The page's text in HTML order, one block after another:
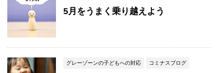
5月をうまく乗り越えよう
グレーゾーンの子どもへの対応 コミナスブログ